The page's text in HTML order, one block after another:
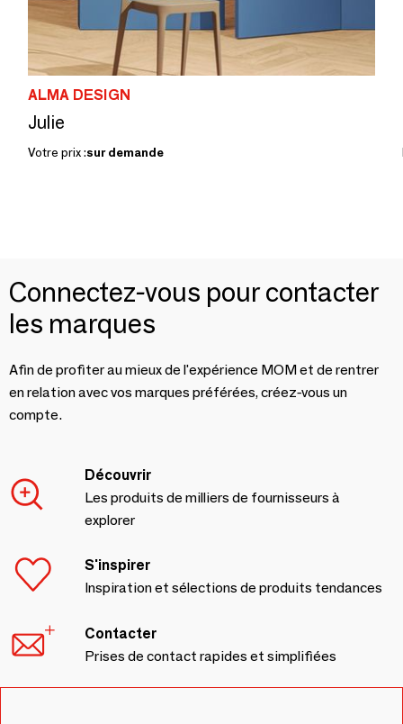
ALMA DESIGN
Julie
Votre prix :sur demande
Connectez-vous pour contacter
les marques
Afin de profiter au mieux de l'expérience MOM et de rentrer
en relation avec vos marques préférées, créez-vous un
compte.
Découvrir
Les produits de milliers de fournisseurs à
explorer
S'inspirer
Inspiration et sélections de produits tendances
Contacter
Prises de contact rapides et simplifiées